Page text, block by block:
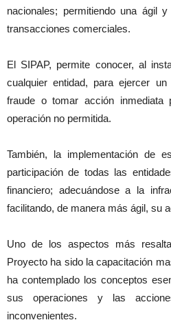
nacionales; permitiendo una ágil
transacciones comerciales.
El SIPAP, permite conocer, al
cualquier entidad, para ejercer
fraude o tomar acción inmediata
operación no permitida.
También, la implementación de
participación de todas las
financiero; adecuándose a la
facilitando, de manera más ágil, su
Uno de los aspectos más
Proyecto ha sido la capacitación
ha contemplado los conceptos
sus operaciones y las
inconvenientes.